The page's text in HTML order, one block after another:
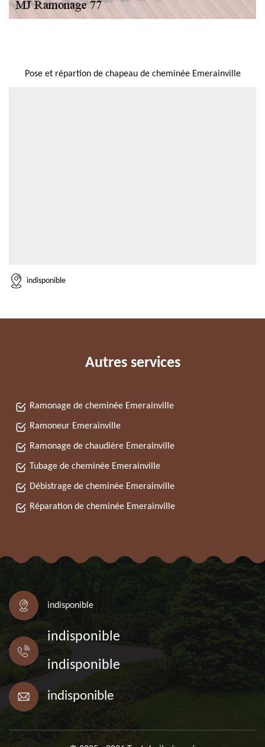
Pose et répartion de chapeau de cheminée Emerainville
indisponible
Autres services
Ramonage de cheminée Emerainville
Ramoneur Emerainville
Ramonage de chaudière Emerainville
Tubage de cheminée Emerainville
Débistrage de cheminée Emerainville
Réparation de cheminée Emerainville
indisponible
indisponible
indisponible
indisponible